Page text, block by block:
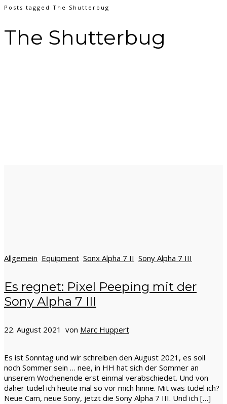
Posts tagged The Shutterbug
The Shutterbug
Allgemein Equipment Sonx Alpha 7 II Sony Alpha 7 III
Es regnet: Pixel Peeping mit der
Sony Alpha 7 III
22. August 2021 von Marc Huppert
Es ist Sonntag und wir schreiben den August 2021, es soll
noch Sommer sein … nee, in HH hat sich der Sommer an
unserem Wochenende erst einmal verabschiedet. Und von
daher tüdel ich heute mal so vor mich hinne. Mit was tüdel ich?
Neue Cam, neue Sony, jetzt die Sony Alpha 7 III. Und ich […]